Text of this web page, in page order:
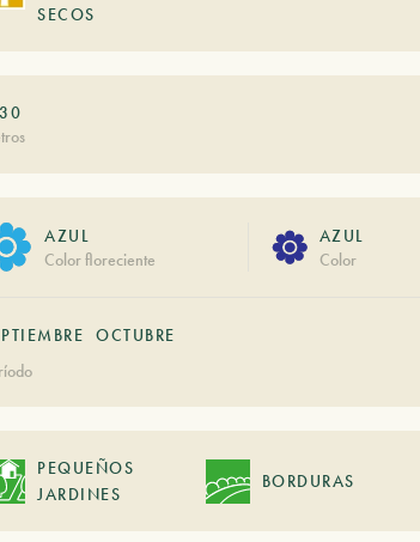
SECOS
AZUL
Color floreciente
AZUL
Color
OCTUBRE
PEQUEÑOS
JARDINES
BORDURAS